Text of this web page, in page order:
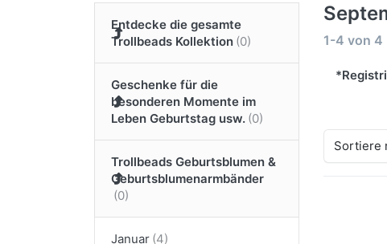
Entdecke die gesamte
Trollbeads Kollektion
Geschenke für die
besonderen Momente im
Leben Geburtstag usw.
Trollbeads Geburtsblumen &
Geburtsblumenarmbänder
Januar
1-4 von 4
Sortiere